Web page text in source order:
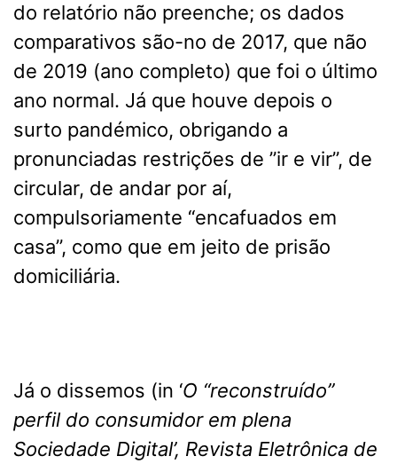
do relatório não preenche; os dados
comparativos são-no de 2017, que não
de 2019 (ano completo) que foi o último
ano normal. Já que houve depois o
surto pandémico, obrigando a
pronunciadas restrições de ”ir e vir”, de
circular, de andar por aí,
compulsoriamente “encafuados em
casa”, como que em jeito de prisão
domiciliária.
Já o dissemos (in ‘O “reconstruído”
perfil do consumidor em plena
Sociedade Digital’, Revista Eletrônica de